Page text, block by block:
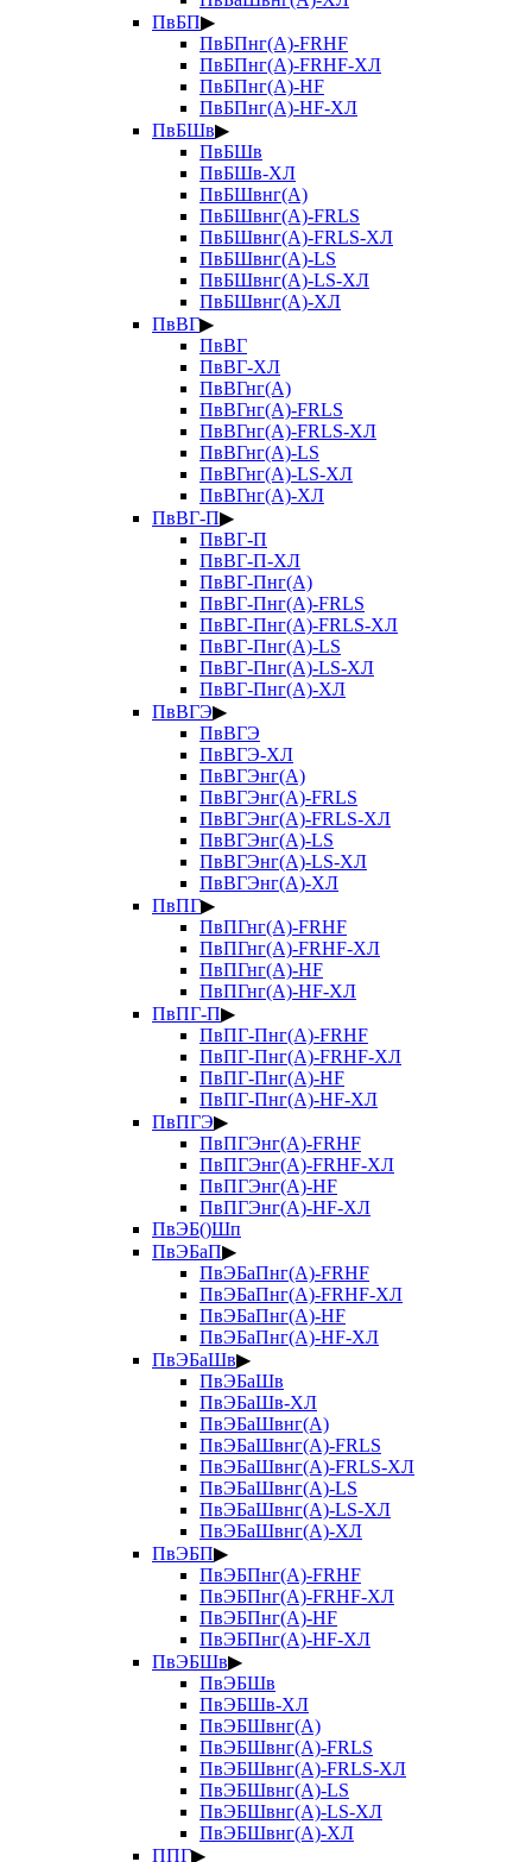
ПвБП▶
ПвБПнг(А)-FRHF
ПвБПнг(А)-FRHF-ХЛ
ПвБПнг(А)-HF
ПвБПнг(А)-HF-ХЛ
ПвБШв▶
ПвБШв
ПвБШв-ХЛ
ПвБШвнг(А)
ПвБШвнг(А)-FRLS
ПвБШвнг(А)-FRLS-ХЛ
ПвБШвнг(А)-LS
ПвБШвнг(А)-LS-ХЛ
ПвБШвнг(А)-ХЛ
ПвВГ▶
ПвВГ
ПвВГ-ХЛ
ПвВГнг(А)
ПвВГнг(А)-FRLS
ПвВГнг(А)-FRLS-ХЛ
ПвВГнг(А)-LS
ПвВГнг(А)-LS-ХЛ
ПвВГнг(А)-ХЛ
ПвВГ-П▶
ПвВГ-П
ПвВГ-П-ХЛ
ПвВГ-Пнг(А)
ПвВГ-Пнг(А)-FRLS
ПвВГ-Пнг(А)-FRLS-ХЛ
ПвВГ-Пнг(А)-LS
ПвВГ-Пнг(А)-LS-ХЛ
ПвВГ-Пнг(А)-ХЛ
ПвВГЭ▶
ПвВГЭ
ПвВГЭ-ХЛ
ПвВГЭнг(А)
ПвВГЭнг(А)-FRLS
ПвВГЭнг(А)-FRLS-ХЛ
ПвВГЭнг(А)-LS
ПвВГЭнг(А)-LS-ХЛ
ПвВГЭнг(А)-ХЛ
ПвПГ▶
ПвПГнг(А)-FRHF
ПвПГнг(А)-FRHF-ХЛ
ПвПГнг(А)-HF
ПвПГнг(А)-HF-ХЛ
ПвПГ-П▶
ПвПГ-Пнг(А)-FRHF
ПвПГ-Пнг(А)-FRHF-ХЛ
ПвПГ-Пнг(А)-HF
ПвПГ-Пнг(А)-HF-ХЛ
ПвПГЭ▶
ПвПГЭнг(А)-FRHF
ПвПГЭнг(А)-FRHF-ХЛ
ПвПГЭнг(А)-HF
ПвПГЭнг(А)-HF-ХЛ
ПвЭБ()Шп
ПвЭБаП▶
ПвЭБаПнг(А)-FRHF
ПвЭБаПнг(А)-FRHF-ХЛ
ПвЭБаПнг(А)-HF
ПвЭБаПнг(А)-HF-ХЛ
ПвЭБаШв▶
ПвЭБаШв
ПвЭБаШв-ХЛ
ПвЭБаШвнг(А)
ПвЭБаШвнг(А)-FRLS
ПвЭБаШвнг(А)-FRLS-ХЛ
ПвЭБаШвнг(А)-LS
ПвЭБаШвнг(А)-LS-ХЛ
ПвЭБаШвнг(А)-ХЛ
ПвЭБП▶
ПвЭБПнг(А)-FRHF
ПвЭБПнг(А)-FRHF-ХЛ
ПвЭБПнг(А)-HF
ПвЭБПнг(А)-HF-ХЛ
ПвЭБШв▶
ПвЭБШв
ПвЭБШв-ХЛ
ПвЭБШвнг(А)
ПвЭБШвнг(А)-FRLS
ПвЭБШвнг(А)-FRLS-ХЛ
ПвЭБШвнг(А)-LS
ПвЭБШвнг(А)-LS-ХЛ
ПвЭБШвнг(А)-ХЛ
ППГ▶